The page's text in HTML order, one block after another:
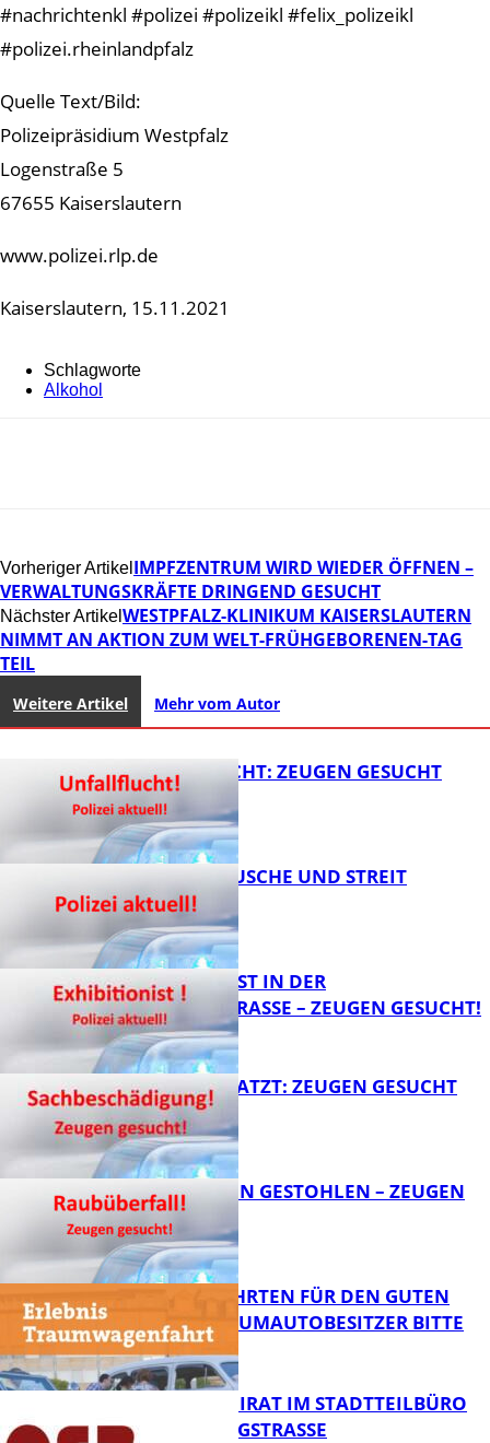
#nachrichtenkl #polizei #polizeikl #felix_polizeikl
#polizei.rheinlandpfalz
Quelle Text/Bild:
Polizeipräsidium Westpfalz
Logenstraße 5
67655 Kaiserslautern
www.polizei.rlp.de
Kaiserslautern, 15.11.2021
Schlagworte
Alkohol
Vorheriger Artikel IMPFZENTRUM WIRD WIEDER ÖFFNEN –
VERWALTUNGSKRÄFTE DRINGEND GESUCHT
Nächster Artikel WESTPFALZ-KLINIKUM KAISERSLAUTERN
NIMMT AN AKTION ZUM WELT-FRÜHGEBORENEN-TAG
TEIL
Weitere Artikel Mehr vom Autor
UNFALLFLUCHT: ZEUGEN GESUCHT
KNALLGERÄUSCHE UND STREIT
EXHIBITIONIST IN DER
VELMANNSTRASSE – ZEUGEN GESUCHT!
AUTO ZERKRATZT: ZEUGEN GESUCHT
FB News
TEURE KETTEN GESTOHLEN – ZEUGEN
GESUCHT!
SPENDENFAHRTEN FÜR DEN GUTEN
ZWECK – TRAUMAUTOBESITZER BITTE
MELDEN!
SENIORENBEIRAT IM STADTTEILBÜRO
IN DER KÖNIGSTRASSE